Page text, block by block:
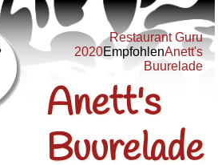
Restaurant Guru
2020EmpfohlenAnett's
Buurelade
Anett's
Buurelade